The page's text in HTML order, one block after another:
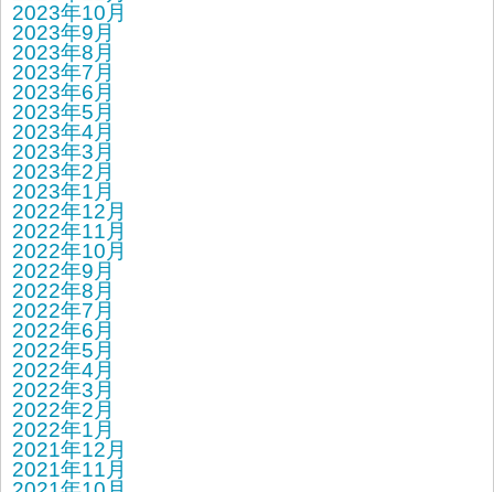
2023年10月
2023年9月
2023年8月
2023年7月
2023年6月
2023年5月
2023年4月
2023年3月
2023年2月
2023年1月
2022年12月
2022年11月
2022年10月
2022年9月
2022年8月
2022年7月
2022年6月
2022年5月
2022年4月
2022年3月
2022年2月
2022年1月
2021年12月
2021年11月